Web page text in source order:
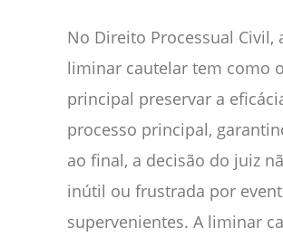
No Direito Processual Civil,
liminar cautelar tem como
principal preservar a
processo principal,
ao final, a decisão do juiz
inútil ou frustrada por
supervenientes. A liminar